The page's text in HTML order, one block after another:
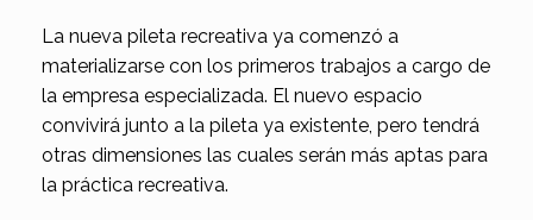
La nueva pileta recreativa ya comenzó a
materializarse con los primeros trabajos a cargo de
la empresa especializada. El nuevo espacio
convivirá junto a la pileta ya existente, pero tendrá
otras dimensiones las cuales serán más aptas para
la práctica recreativa.